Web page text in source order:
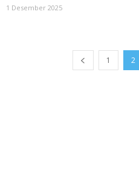
1 Desember 2025
1 2